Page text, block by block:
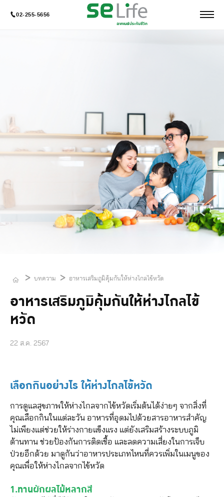
02-255-5656
> บทความ > อาหารเสริมภูมิคุ้มกันให้ห่างไกลไข้หวัด
อาหารเสริมภูมิคุ้มกันให้ห่างไกลไข้
หวัด
22 ส.ค. 2567
เลือกกินอย่างไร ให้ห่างไกลไข้หวัด
การดูแลสุขภาพให้ห่างไกลจากไข้หวัดเริ่มต้นได้ง่ายๆ จากสิ่งที่
คุณเลือกกินในแต่ละวัน อาหารที่อุดมไปด้วยสารอาหารสำคัญ
ไม่เพียงแต่ช่วยให้ร่างกายแข็งแรง แต่ยังเสริมสร้างระบบภูมิ
ต้านทาน ช่วยป้องกันการติดเชื้อ และลดความเสี่ยงในการเจ็บ
ป่วยอีกด้วย มาดูกันว่าอาหารประเภทไหนที่ควรเพิ่มในเมนูของ
คุณเพื่อให้ห่างไกลจากไข้หวัด
1.ทานผักผลไม้หลากสี